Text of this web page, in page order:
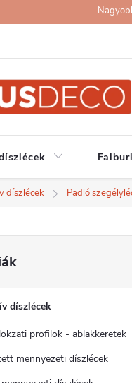
díszlécek Padló
díszlécek
profilok - ablakkeretek
mennyezeti díszlécek